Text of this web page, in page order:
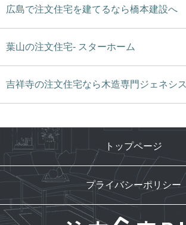
広島で注文住宅を建てるなら橋本建設へ
葉山の注文住宅- スターホーム
吉祥寺の注文住宅なら木造専門ジェネシス
トップページ
プライバシーポリシー